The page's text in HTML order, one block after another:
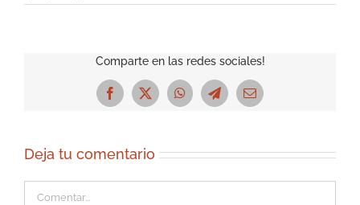
Comparte en las redes sociales!
Facebook
X WhatsAppTelegramCorreo
Deja tu comentario